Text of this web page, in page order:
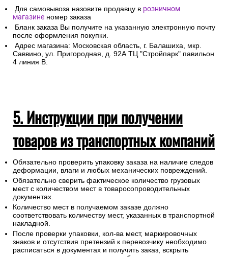
4. Самовывоз из магазина
Для самовывоза назовите продавцу в
Саввино, ул. Пригородная, д. 92А ТЦ "Стройпарк" павильон
4 линия В.
5. Инструкции при получении
товаров из транспортных компаний
Обязательно проверить упаковку заказа на наличие следов
деформации, влаги и любых механических повреждений.
Обязательно сверить фактическое количество грузовых
мест с количеством мест в товаросопроводительных
документах.